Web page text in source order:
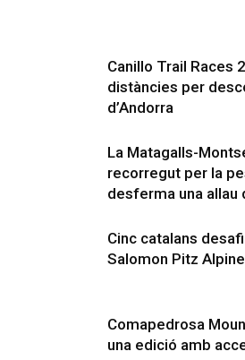
Canillo Trail Races
distàncies per
d’Andorra
La Matagalls-
recorregut per la
desferma una allau
Cinc catalans
Salomon Pitz
Comapedrosa
una edició amb